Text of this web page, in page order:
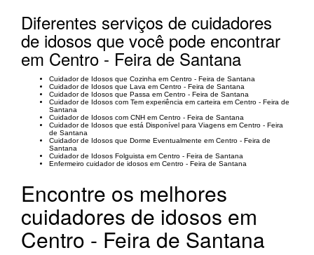
Diferentes serviços de cuidadores
de idosos que você pode encontrar
em Centro - Feira de Santana
Cuidador de Idosos que Cozinha em Centro - Feira de Santana
Cuidador de Idosos que Lava em Centro - Feira de Santana
Cuidador de Idosos que Passa em Centro - Feira de Santana
Cuidador de Idosos com Tem experiência em carteira em Centro - Feira de
Santana
Cuidador de Idosos com CNH em Centro - Feira de Santana
Cuidador de Idosos que está Disponível para Viagens em Centro - Feira
de Santana
Cuidador de Idosos que Dorme Eventualmente em Centro - Feira de
Santana
Cuidador de Idosos Folguista em Centro - Feira de Santana
Enfermeiro cuidador de idosos em Centro - Feira de Santana
Encontre os melhores
cuidadores de idosos em
Centro - Feira de Santana